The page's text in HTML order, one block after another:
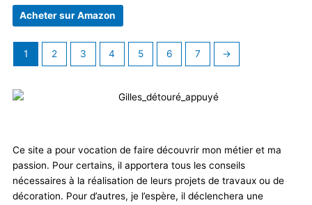
Acheter sur Amazon
1 2 3 4 5 6 7 →
Ce site a pour vocation de faire découvrir mon métier et ma
passion. Pour certains, il apportera tous les conseils
nécessaires à la réalisation de leurs projets de travaux ou de
décoration. Pour d’autres, je l’espère, il déclenchera une